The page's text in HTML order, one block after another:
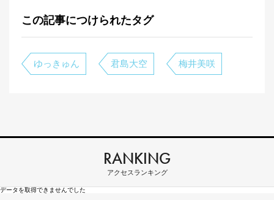
この記事につけられたタグ
ゆっきゅん 君島大空 梅井美咲
RANKING
アクセスランキング
データを取得できませんでした